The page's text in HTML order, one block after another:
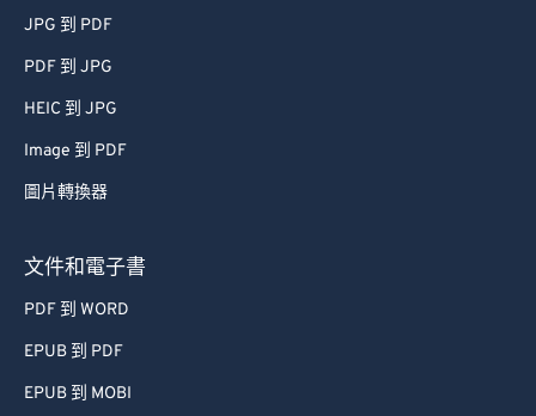
JPG 到 PDF
PDF 到 JPG
HEIC 到 JPG
Image 到 PDF
圖片轉換器
文件和電子書
PDF 到 WORD
EPUB 到 PDF
EPUB 到 MOBI